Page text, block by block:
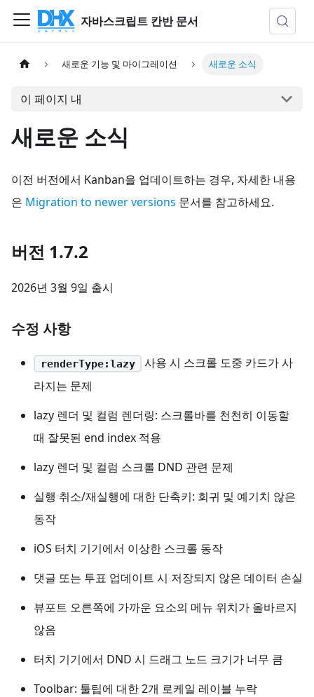
자바스크립트 칸반 문서
새로운 기능 및 마이그레이션 새로운 소식
이 페이지 내
새로운 소식
이전 버전에서 Kanban을 업데이트하는 경우, 자세한 내용
은 Migration to newer versions 문서를 참고하세요.
버전 1.7.2
2026년 3월 9일 출시
수정 사항
renderType:lazy
사용 시 스크롤 도중 카드가 사
라지는 문제
lazy 렌더 및 컬럼 렌더링: 스크롤바를 천천히 이동할
때 잘못된 end index 적용
lazy 렌더 및 컬럼 스크롤 DND 관련 문제
실행 취소/재실행에 대한 단축키: 회귀 및 예기치 않은
동작
iOS 터치 기기에서 이상한 스크롤 동작
댓글 또는 투표 업데이트 시 저장되지 않은 데이터 손실
뷰포트 오른쪽에 가까운 요소의 메뉴 위치가 올바르지
않음
터치 기기에서 DND 시 드래그 노드 크기가 너무 큼
Toolbar: 툴팁에 대한 2개 로케일 레이블 누락